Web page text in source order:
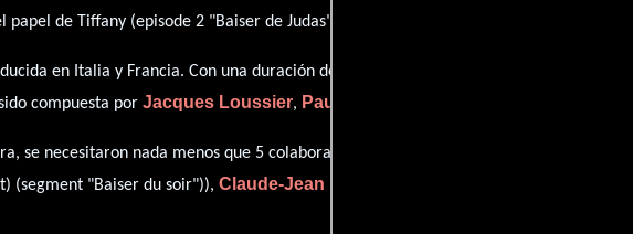
papel de Tiffany (episode 2 "Baiser de Judas") (
en Italia y Francia. Con una duración de 1h 37m (97 minutos), esta película
compuesta porJacques Loussier, Paul Misraki
se necesitaron nada menos que 5 colaboraciones.
(segment "Baiser du soir")),Claude-Jean Philippe